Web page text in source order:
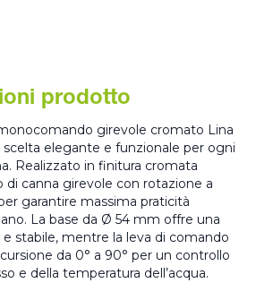
prodotto
girevole cromato Lina
scelta elegante e funzionale per ogni
Realizzato in finitura cromata
di canna girevole con rotazione a
garantire massima praticità
La base da Ø 54 mm offre una
stabile, mentre la leva di comando
da 0° a 90° per un controllo
e della temperatura dell’acqua.